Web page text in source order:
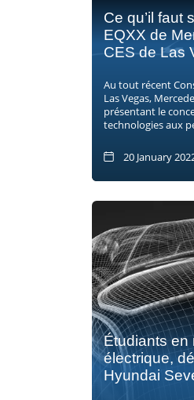
Ce qu’il faut
EQXX de
CES de Las
Au tout récent
Las Vegas,
présentant le
technologies aux
20 January
Étudiants en
électrique,
Hyundai